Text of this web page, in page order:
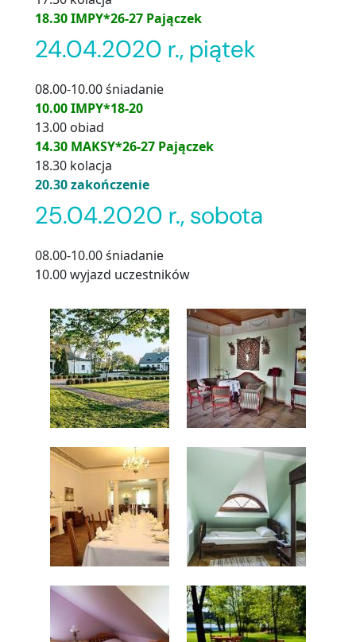
18.30 IMPY*26-27 Pajączek
24.04.2020 r., piątek
08.00-10.00 śniadanie
10.00 IMPY*18-20
13.00 obiad
14.30 MAKSY*26-27 Pajączek
18.30 kolacja
20.30 zakończenie
25.04.2020 r., sobota
08.00-10.00 śniadanie
10.00 wyjazd uczestników